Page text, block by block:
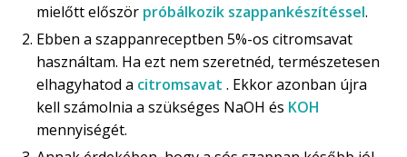
mielőtt először próbálkozik szappankészítéssel.
Ebben a szappanreceptben 5%-os citromsavat
használtam. Ha ezt nem szeretnéd, természetesen
elhagyhatod a citromsavat . Ekkor azonban újra
kell számolnia a szükséges NaOH és KOH
mennyiségét.